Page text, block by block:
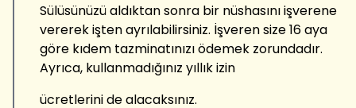
Sülüsünüzü aldıktan sonra bir nüshasını işverene
vererek işten ayrılabilirsiniz. İşveren size 16 aya
göre kıdem tazminatınızı ödemek zorundadır.
Ayrıca, kullanmadığınız yıllık izin
ücretlerini de alacaksınız.